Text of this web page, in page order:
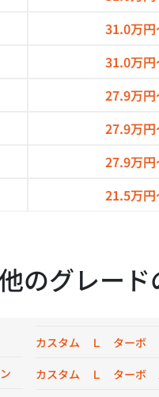
31.0万
31.0万
27.9万
27.9万
27.9万
21.5万
のグレー
カスタム Ｌ ターボ
カスタム Ｌ ターボ